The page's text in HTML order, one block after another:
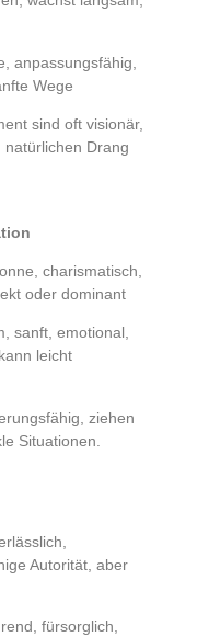
anpassungsfähig,
Wege
sind oft visionär,
natürlichen Drang
charismatisch,
oder dominant
sanft, emotional,
leicht
ziehen
Situationen.
Autorität, aber
fürsorglich,